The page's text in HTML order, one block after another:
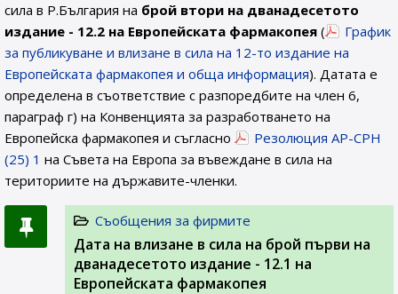
сила в Р.България на брой втори на дванадесетото
издание - 12.2 на Европейската фармакопея (
График
за публикуване и влизане в сила на 12-то издание на
Европейската фармакопея и обща информация). Датата е
определена в съответствие с разпоредбите на член 6,
параграф г) на Конвенцията за разработването на
Европейска фармакопея и съгласно
Резолюция AP-CPH
(25) 1 на Съвета на Европа за въвеждане в сила на
териториите на държавите-членки.
Съобщения за фирмите
Дата на влизане в сила на брой първи на
дванадесетото издание - 12.1 на
Европейската фармакопея